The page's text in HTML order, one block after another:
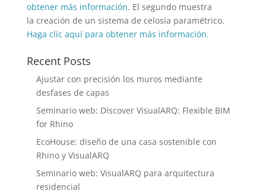
obtener más información. El segundo muestra
la creación de un sistema de celosía paramétrico.
Haga clic aquí para obtener más información.
Recent Posts
Ajustar con precisión los muros mediante
desfases de capas
Seminario web: Discover VisualARQ: Flexible BIM
for Rhino
EcoHouse: diseño de una casa sostenible con
Rhino y VisualARQ
Seminario web: VisualARQ para arquitectura
residencial